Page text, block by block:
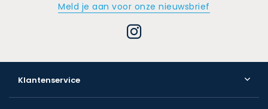
Meld je aan voor onze nieuwsbrief
Klantenservice